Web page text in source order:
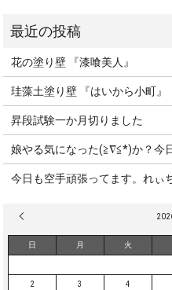
花の塗り壁 『漆喰美人』
珪藻土塗り壁 『はいから小町』
昇段試験一か月切りました
娘やる気になった(≧∇≦*)か？今
今日も空手頑張ってます。れぃ
日 月 火
2 3 4